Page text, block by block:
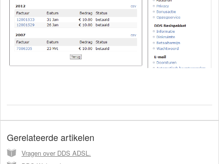
Gerelateerde artikelen
Vragen over DDS ADSL.